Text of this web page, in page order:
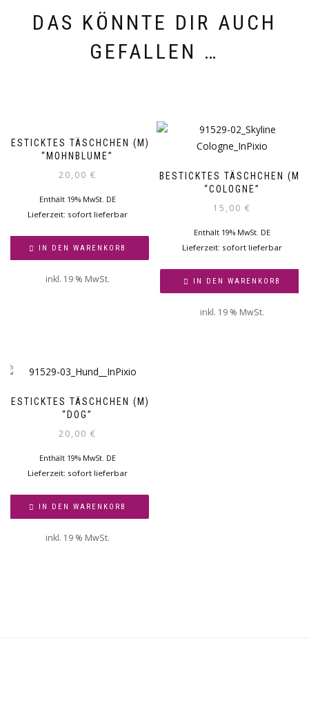
DAS KÖNNTE DIR AUCH
GEFALLEN …
BESTICKTES TÄSCHCHEN (M)
“MOHNBLUME”
20,00 €
Enthält 19% MwSt. DE
Lieferzeit: sofort lieferbar
IN DEN WARENKORB
inkl. 19 % MwSt.
BESTICKTES TÄSCHCHEN (M)
“COLOGNE”
15,00 €
Enthält 19% MwSt. DE
Lieferzeit: sofort lieferbar
IN DEN WARENKORB
inkl. 19 % MwSt.
BESTICKTES TÄSCHCHEN (M)
“DOG”
20,00 €
Enthält 19% MwSt. DE
Lieferzeit: sofort lieferbar
IN DEN WARENKORB
inkl. 19 % MwSt.